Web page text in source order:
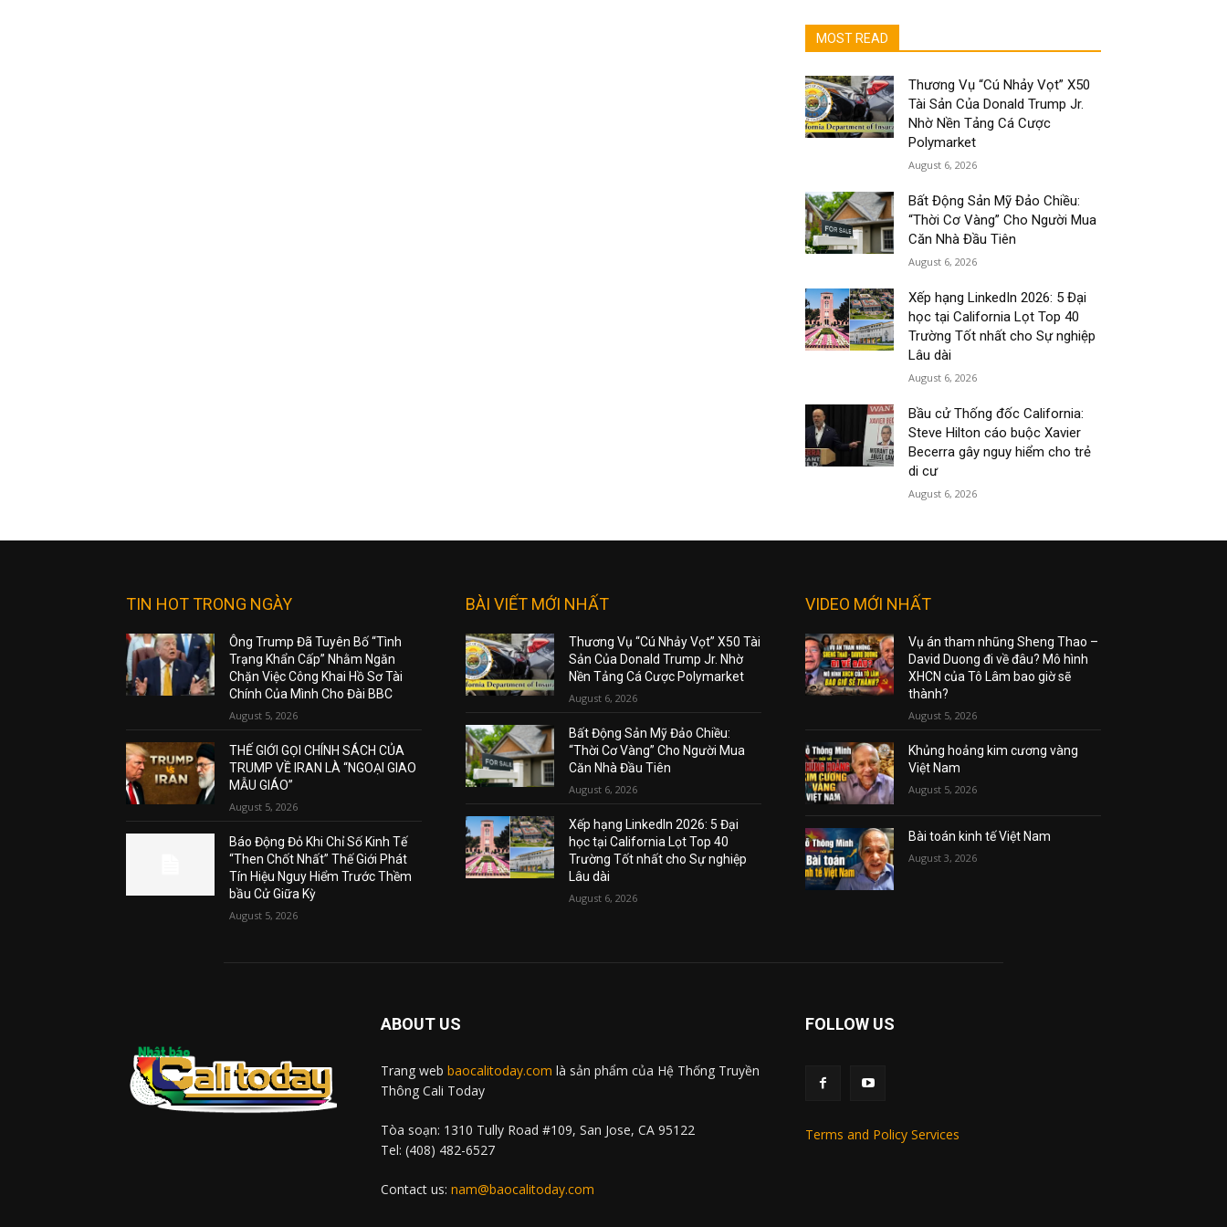
MOST READ
Thương Vụ “Cú Nhảy Vọt” X50
Tài Sản Của Donald Trump Jr.
Nhờ Nền Tảng Cá Cược
Polymarket
August 6, 2026
Bất Động Sản Mỹ Đảo Chiều:
“Thời Cơ Vàng” Cho Người Mua
Căn Nhà Đầu Tiên
August 6, 2026
Xếp hạng LinkedIn 2026: 5 Đại
học tại California Lọt Top 40
Trường Tốt nhất cho Sự nghiệp
Lâu dài
August 6, 2026
Bầu cử Thống đốc California:
Steve Hilton cáo buộc Xavier
Becerra gây nguy hiểm cho trẻ
di cư
August 6, 2026
TIN HOT TRONG NGÀY
Ông Trump Đã Tuyên Bố “Tình
Trạng Khẩn Cấp” Nhằm Ngăn
Chặn Việc Công Khai Hồ Sơ Tài
Chính Của Mình Cho Đài BBC
August 5, 2026
THẾ GIỚI GỌI CHÍNH SÁCH CỦA
TRUMP VỀ IRAN LÀ “NGOẠI GIAO
MẪU GIÁO”
August 5, 2026
Báo Động Đỏ Khi Chỉ Số Kinh Tế
“Then Chốt Nhất” Thế Giới Phát
Tín Hiệu Nguy Hiểm Trước Thềm
bầu Cử Giữa Kỳ
August 5, 2026
BÀI VIẾT MỚI NHẤT
Thương Vụ “Cú Nhảy Vọt” X50 Tài
Sản Của Donald Trump Jr. Nhờ
Nền Tảng Cá Cược Polymarket
August 6, 2026
Bất Động Sản Mỹ Đảo Chiều:
“Thời Cơ Vàng” Cho Người Mua
Căn Nhà Đầu Tiên
August 6, 2026
Xếp hạng LinkedIn 2026: 5 Đại
học tại California Lọt Top 40
Trường Tốt nhất cho Sự nghiệp
Lâu dài
August 6, 2026
VIDEO MỚI NHẤT
Vụ án tham nhũng Sheng Thao –
David Duong đi về đâu? Mô hình
XHCN của Tô Lâm bao giờ sẽ
thành?
August 5, 2026
Khủng hoảng kim cương vàng
Việt Nam
August 5, 2026
Bài toán kinh tế Việt Nam
August 3, 2026
ABOUT US
Trang web baocalitoday.com là sản phẩm của Hệ Thống Truyền
Thông Cali Today
Tòa soạn: 1310 Tully Road #109, San Jose, CA 95122
Tel: (408) 482-6527
Contact us: nam@baocalitoday.com
FOLLOW US
Terms and Policy Services